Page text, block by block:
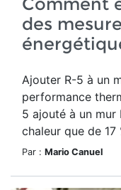
des
Ajouter R-5 à un
performance
5 ajouté à un
chaleur que de 17
Par : Mario Canuel